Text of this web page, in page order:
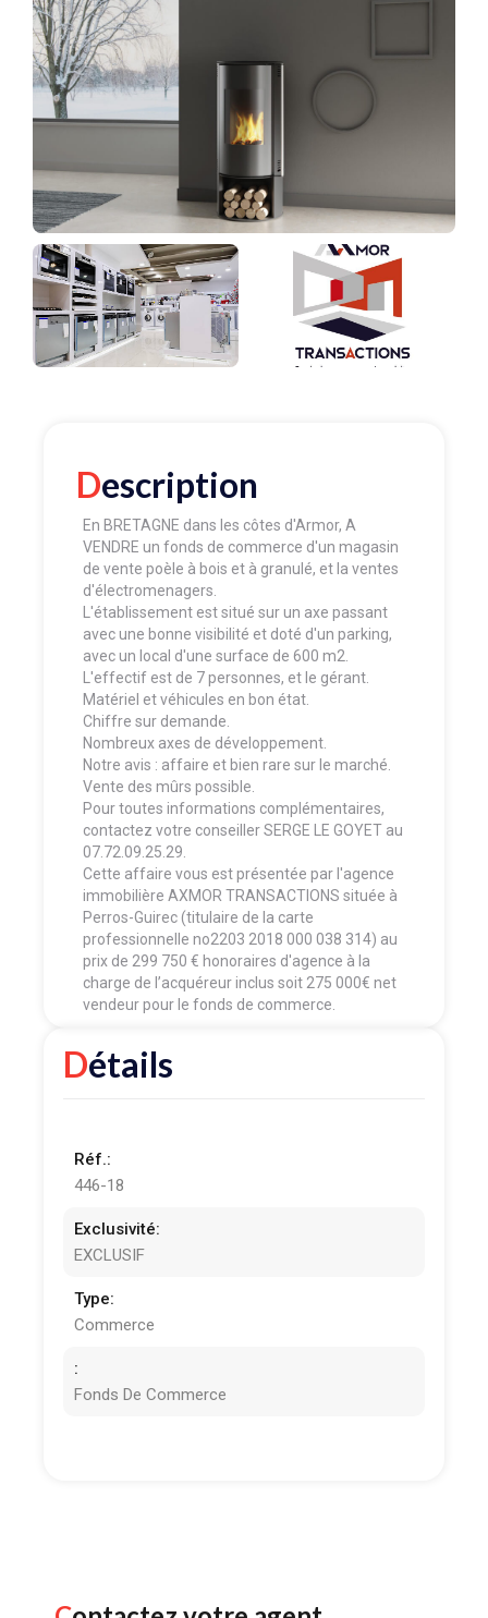
Description
En BRETAGNE dans les côtes d'Armor, A
VENDRE un fonds de commerce d'un magasin
de vente poèle à bois et à granulé, et la ventes
d'électromenagers.
L'établissement est situé sur un axe passant
avec une bonne visibilité et doté d'un parking,
avec un local d'une surface de 600 m2.
L'effectif est de 7 personnes, et le gérant.
Matériel et véhicules en bon état.
Chiffre sur demande.
Nombreux axes de développement.
Notre avis : affaire et bien rare sur le marché.
Vente des mûrs possible.
Pour toutes informations complémentaires,
contactez votre conseiller SERGE LE GOYET au
07.72.09.25.29.
Cette affaire vous est présentée par l'agence
immobilière AXMOR TRANSACTIONS située à
Perros-Guirec (titulaire de la carte
professionnelle no2203 2018 000 038 314) au
prix de 299 750 € honoraires d'agence à la
charge de l’acquéreur inclus soit 275 000€ net
vendeur pour le fonds de commerce.
Détails
Réf.:
446-18
Exclusivité:
EXCLUSIF
Type:
Commerce
:
Fonds De Commerce